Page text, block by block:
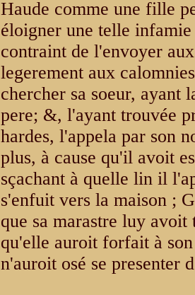
Haude comme une fille
éloigner une telle
contraint de l'envoyer
legerement aux
chercher sa soeur, ayant
pere; &, l'ayant trouvée
hardes, l'appela par son
plus, à cause qu'il avoit
sçachant à quelle lin il
s'enfuit vers la maison ;
que sa marastre luy avoit
qu'elle auroit forfait à
n'auroit osé se presenter